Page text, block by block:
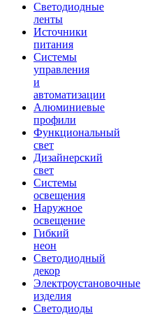
Светодиодные
ленты
Источники
питания
Системы
управления
и
автоматизации
Алюминиевые
профили
Функциональный
свет
Дизайнерский
свет
Системы
освещения
Наружное
освещение
Гибкий
неон
Светодиодный
декор
Электроустановочные
изделия
Светодиоды